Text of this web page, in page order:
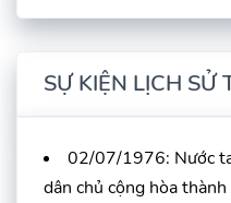
SỰ KIỆN LỊCH SỬ
02/07/1976: Nước
dân chủ cộng hòa